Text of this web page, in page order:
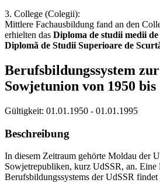
3. College (Colegii):
Mittlere Fachausbildung fand an den
erhielten das Diploma de studii medii de
Diplomă de Studii Superioare de
Berufsbildungssystem
Sowjetunion von 1950 bis
Gültigkeit: 01.01.1950 - 01.01.1995
Beschreibung
In diesem Zeitraum gehörte Moldau der
Sowjetrepubliken, kurz UdSSR, an. Eine
Berufsbildungssystems der UdSSR findet